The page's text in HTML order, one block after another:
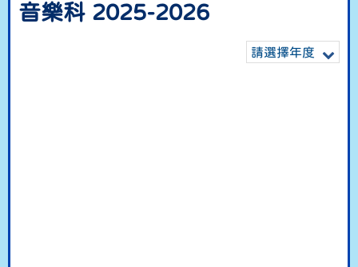
音樂科 2025-2026
請選擇年度